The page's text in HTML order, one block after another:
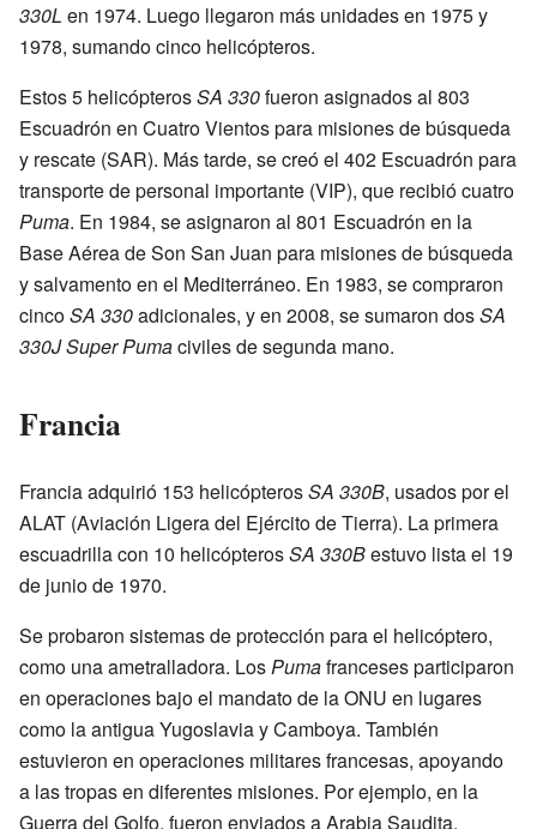
330L en 1974. Luego llegaron más unidades en 1975 y
1978, sumando cinco helicópteros.
Estos 5 helicópterosSA 330fueron asignados al 803
Escuadrón en Cuatro Vientos para misiones de búsqueda
y rescate (SAR). Más tarde, se creó el 402 Escuadrón para
transporte de personal importante (VIP), que recibió cuatro
Puma. En 1984, se asignaron al 801 Escuadrón en la
Base Aérea de Son San Juan para misiones de búsqueda
y salvamento en el Mediterráneo. En 1983, se compraron
cincoSA 330adicionales, y en 2008, se sumaron dosSA
330J Super Pumaciviles de segunda mano.
Francia
Francia adquirió 153 helicópterosSA 330B, usados por el
ALAT (Aviación Ligera del Ejército de Tierra). La primera
escuadrilla con 10 helicópterosSA 330Bestuvo lista el 19
de junio de 1970.
Se probaron sistemas de protección para el helicóptero,
como una ametralladora. LosPumafranceses participaron
en operaciones bajo el mandato de la ONU en lugares
como la antigua Yugoslavia y Camboya. También
estuvieron en operaciones militares francesas, apoyando
a las tropas en diferentes misiones. Por ejemplo, en la
Guerra del Golfo, fueron enviados a Arabia Saudita.